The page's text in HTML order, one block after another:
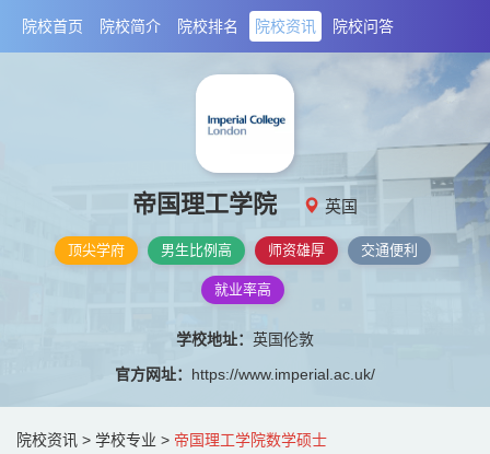
院校首页 院校简介 院校排名 院校资讯 院校问答
帝国理工学院 英国
顶尖学府 男生比例高 师资雄厚 交通便利
就业率高
学校地址： 英国伦敦
官方网址： https://www.imperial.ac.uk/
院校资讯 > 学校专业 > 帝国理工学院数学硕士